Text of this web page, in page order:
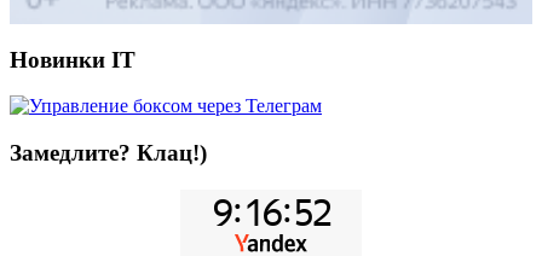
Новинки IT
Замедлите? Клац!)